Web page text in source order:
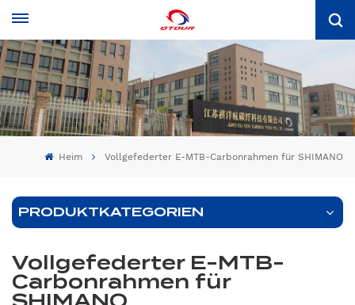
Heim Vollgefederter E-MTB-Carbonrahmen für SHIMANO
PRODUKTKATEGORIEN
Vollgefederter E-MTB-
Carbonrahmen für